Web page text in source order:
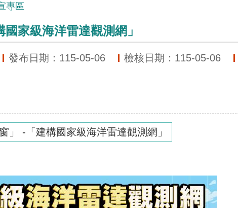
專區
家級海洋雷達觀測網」
發布日期：115-05-06 檢核日期：115-05-06
」 -「建構國家級海洋雷達觀測網」